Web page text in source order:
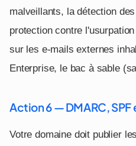
malveillants, la détection
protection contre
sur les e-mails externes
Enterprise, le bac à sable
Action 6 — DMARC, SPF
Votre domaine doit publier